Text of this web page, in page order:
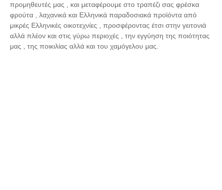
προμηθευτές μας , και μεταφέρουμε στο τραπέζι σας φρέσκα
φρούτα , λαχανικά και Ελληνικά παραδοσιακά προϊόντα από
μικρές Ελληνικές οικοτεχνίες , προσφέροντας έτσι στην γειτονιά
αλλά πλέον και στις γύρω περιοχές , την εγγύηση της ποιότητας
μας , της ποικιλίας αλλά και του χαμόγελου μας.